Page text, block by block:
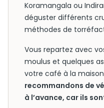
Koramangala ou
déguster différents
méthodes de
Vous repartez avec
moulus et quelques
votre café à la
recommandons de
à l’avance, car ils